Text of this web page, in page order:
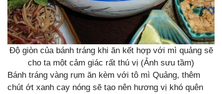
Độ giòn của bánh tráng khi ăn kết hợp với mì quảng sẽ
cho ta một cảm giác rất thú vị (Ảnh sưu tầm)
Bánh tráng vàng rụm ăn kèm với tô mì Quảng, thêm
chút ớt xanh cay nóng sẽ tạo nên hương vị khó quên